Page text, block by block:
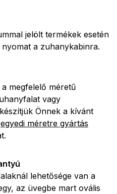
jelölt termékek esetén
nyomat a zuhanykabinra.
megfelelő méretű
vagy
Önnek a kívánt
egyedi méretre gyártás
lehetősége van a
az üvegbe mart ovális